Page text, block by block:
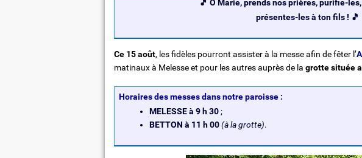
Repas partagé à "La table de Léontine Dolivet"
🎵 Ô Marie, prends nos prières, purifie-
présentes-les à ton fils ! 🎵
Ce 15 août, les fidèles pourront assister à la messe afin de fêter l’
matinaux à Melesse et pour les autres auprès de la grotte située
Horaires des messes dans notre paroisse :
MELESSE à 9 h 30;
BETTON à 11 h 00(à la grotte).